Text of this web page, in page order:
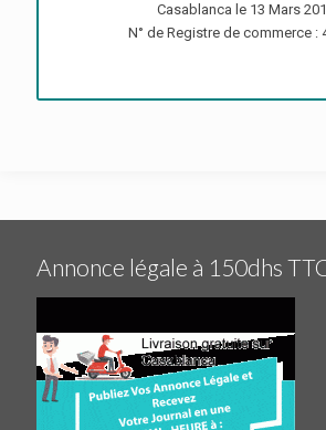
Casablanca le 13 Mars
N° de Registre de commerce :
Annonce légale à 150dhs